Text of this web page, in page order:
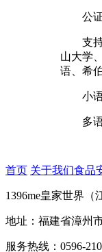
公证
支持如
山大学
语、希
小语种
多语种
首页 关于我们食品
1396me皇家世界（
地址：福建省漳州
服务热线：0596-